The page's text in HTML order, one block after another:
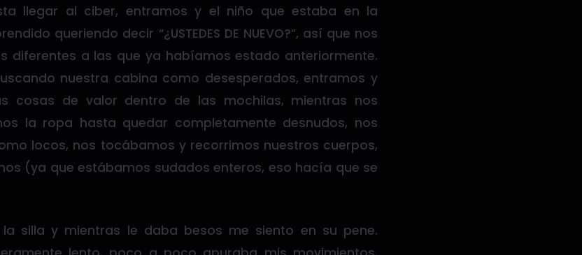
llegar al ciber, entramos y el niño que estaba en la
queriendo decir “¿USTEDES DE NUEVO?”, así que nos
diferentes a las que ya habíamos estado anteriormente.
nuestra cabina como desesperados, entramos y
cosas de valor dentro de las mochilas, mientras nos
la ropa hasta quedar completamente desnudos, nos
locos, nos tocábamos y recorrimos nuestros cuerpos,
(ya que estábamos sudados enteros, eso hacía que se
silla y mientras le daba besos me siento en su pene.